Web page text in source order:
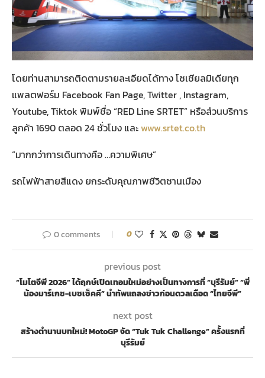
โดยท่านสามารถติดตามรายละเอียดได้ทาง โซเชียลมิเดียทุก
แพลตฟอร์ม Facebook Fan Page, Twitter , Instagram,
Youtube, Tiktok พิมพ์ชื่อ “RED Line SRTET” หรือส่วนบริการ
ลูกค้า 1690 ตลอด 24 ชั่วโมง และwww.srtet.co.th
“มากกว่าการเดินทางคือ …ความพิเศษ”
รถไฟฟ้าสายสีแดง ยกระดับคุณภาพชีวิตชานเมือง
0 comments 0
previous post
“โมโตจีพี 2026” ได้ฤกษ์เปิดเทอมใหม่อย่างเป็นทางการที่ “บุรีรัมย์” “พี่
น้องมาร์เกซ-เบซเซ็คคี” นำทัพแถลงข่าวก่อนดวลเดือด “ไทยจีพี”
next post
สร้างตำนานบทใหม่! MotoGP จัด “Tuk Tuk Challenge” ครั้งแรกที่
บุรีรัมย์